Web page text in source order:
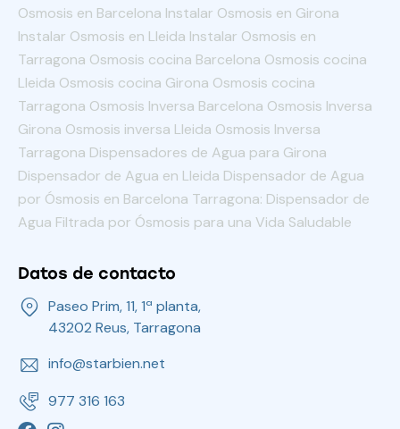
Osmosis en Barcelona Instalar Osmosis en Girona
Instalar Osmosis en Lleida Instalar Osmosis en
Tarragona Osmosis cocina Barcelona Osmosis cocina
Lleida Osmosis cocina Girona Osmosis cocina
Tarragona Osmosis Inversa Barcelona Osmosis Inversa
Girona Osmosis inversa Lleida Osmosis Inversa
Tarragona Dispensadores de Agua para Girona
Dispensador de Agua en Lleida Dispensador de Agua
por Ósmosis en Barcelona Tarragona: Dispensador de
Agua Filtrada por Ósmosis para una Vida Saludable
Datos de contacto
Paseo Prim, 11, 1ª planta,
43202 Reus, Tarragona
info@starbien.net
977 316 163